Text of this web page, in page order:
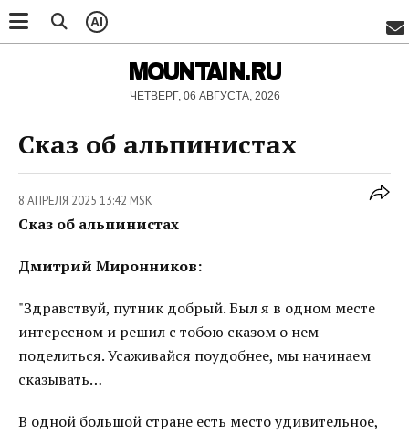
AI
MOUNTAIN.RU
ЧЕТВЕРГ, 06 АВГУСТА, 2026
Сказ об альпинистах
8 АПРЕЛЯ 2025 13:42 MSK
Сказ об альпинистах
Дмитрий Миронников:
"Здравствуй, путник добрый. Был я в одном месте
интересном и решил с тобою сказом о нем
поделиться. Усаживайся поудобнее, мы начинаем
сказывать…
В одной большой стране есть место удивительное,